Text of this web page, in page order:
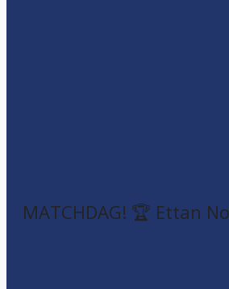
MATCHDAG! 🏆 Ettan